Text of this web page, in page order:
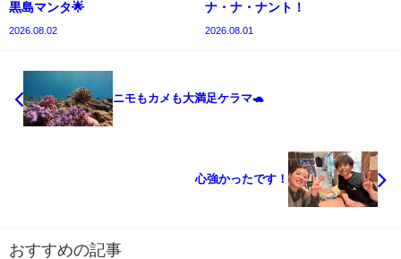
黒島マンタ🌟
2026.08.02
ナ・ナ・ナント！
2026.08.01
ニモもカメも大満足ケラマ🐢
心強かったです！
おすすめの記事